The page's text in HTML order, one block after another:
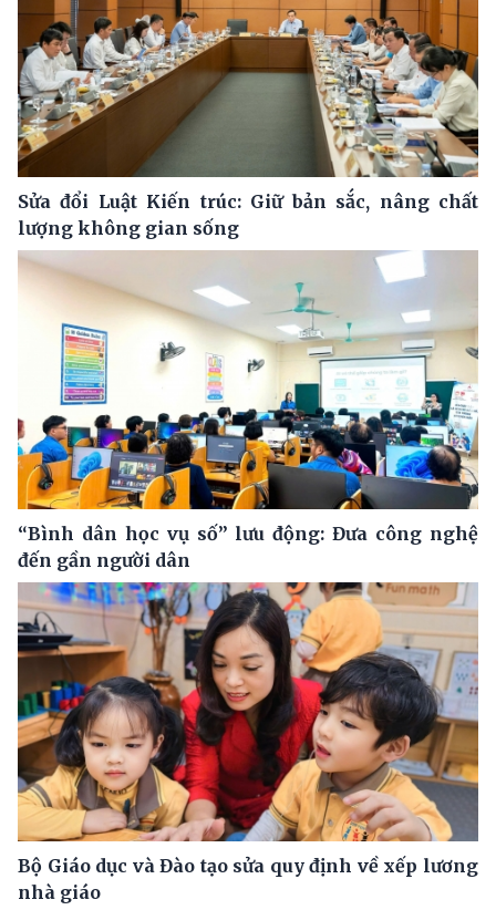
Sửa đổi Luật Kiến trúc: Giữ bản sắc, nâng chất
lượng không gian sống
“Bình dân học vụ số” lưu động: Đưa công nghệ
đến gần người dân
Bộ Giáo dục và Đào tạo sửa quy định về xếp lương
nhà giáo